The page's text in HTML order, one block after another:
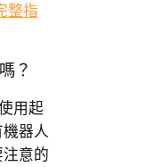
整指
？
用起
器人
意的